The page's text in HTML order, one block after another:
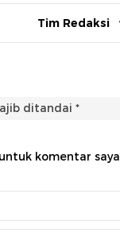
Tim Redaksi
ditandai *
komentar saya